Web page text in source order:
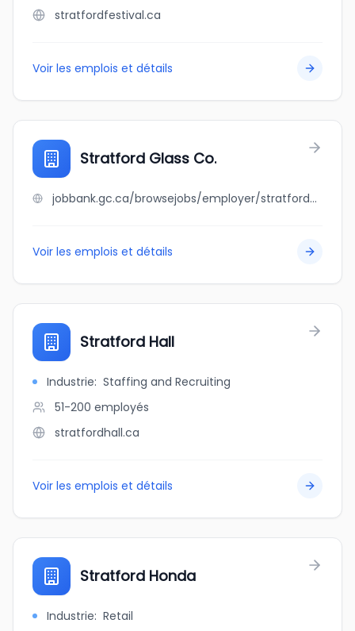
stratfordfestival.ca
Voir les emplois et détails
Stratford Glass Co.
jobbank.gc.ca/browsejobs/employer/stratford+glass+co./ca
Voir les emplois et détails
Stratford Hall
Industrie: Staffing and Recruiting
51-200 employés
stratfordhall.ca
Voir les emplois et détails
Stratford Honda
Industrie: Retail